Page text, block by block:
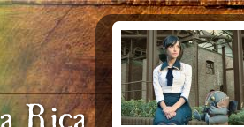
Documenti
Italiani in Costa
L’ambasciata
Opportunità